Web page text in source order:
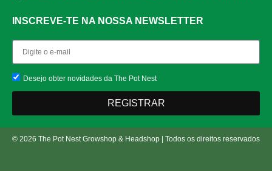
INSCREVE-TE NA NOSSA NEWSLETTER
Desejo obter novidades da The Pot Nest
REGISTRAR
© 2026 The Pot Nest Growshop & Headshop | Todos os direitos reservados